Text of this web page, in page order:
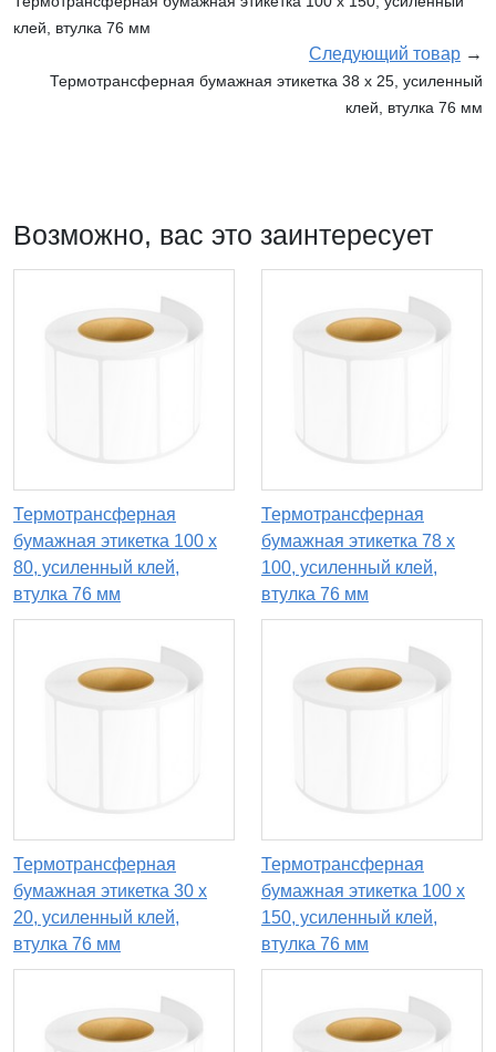
клей, втулка 76 мм
Следующий товар →
Термотрансферная бумажная этикетка 38 х 25, усиленный
клей, втулка 76 мм
Возможно, вас это заинтересует
Термотрансферная
бумажная этикетка 100 х
80, усиленный клей,
втулка 76 мм
Термотрансферная
бумажная этикетка 78 х
100, усиленный клей,
втулка 76 мм
Термотрансферная
бумажная этикетка 30 х
20, усиленный клей,
втулка 76 мм
Термотрансферная
бумажная этикетка 100 х
150, усиленный клей,
втулка 76 мм